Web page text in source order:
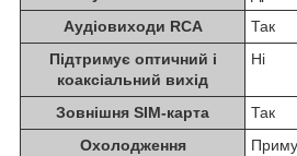
Аудіовиходи RCA
Так
Підтримує оптичний і
коаксіальний вихід
Ні
Зовнішня SIM-карта
Так
Охолодження